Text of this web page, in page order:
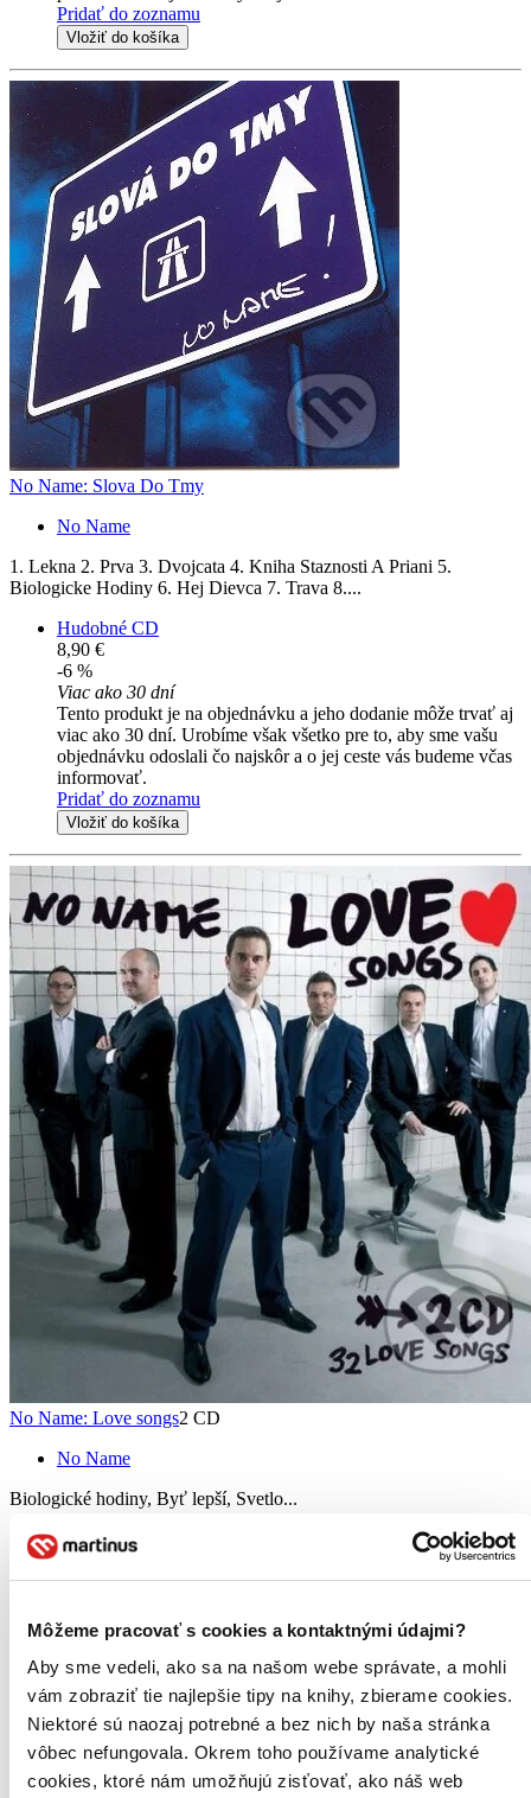
Môžeme pracovať s cookies a kontaktnými údajmi?
Aby sme vedeli, ako sa na našom webe správate, a mohli
vám zobraziť tie najlepšie tipy na knihy, zbierame cookies.
Niektoré sú naozaj potrebné a bez nich by naša stránka
vôbec nefungovala. Okrem toho používame analytické
cookies, ktoré nám umožňujú zisťovať, ako náš web
Pridať do zoznamu
Vložiť do košíka
No Name: Slova Do Tmy
No Name
1. Lekna 2. Prva 3. Dvojcata 4. Kniha Staznosti A Priani 5.
Biologicke Hodiny 6. Hej Dievca 7. Trava 8....
Hudobné CD
8,90 €
-6 %
Viac ako 30 dní
Tento produkt je na objednávku a jeho dodanie môže trvať aj
viac ako 30 dní. Urobíme však všetko pre to, aby sme vašu
objednávku odoslali čo najskôr a o jej ceste vás budeme včas
informovať.
Pridať do zoznamu
Vložiť do košíka
No Name: Love songs2 CD
No Name
Biologické hodiny, Byť lepší, Svetlo...
Hudobné CD
Ach, mrzí nás to, z tohto titulu sa už predali všetky kusy a
môžete mať šťastie v niektorých iných obchodoch, ktoré ešte
nepredali posledné kusy.
Pridať do zoznamu